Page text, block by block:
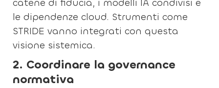
catene di fiducia, i modelli IA condivisi e
le dipendenze cloud. Strumenti come
STRIDE vanno integrati con questa
visione sistemica.
2. Coordinare la governance
normativa